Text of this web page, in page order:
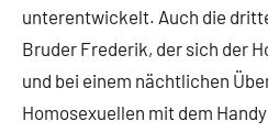
unterentwickelt. Auch die
Bruder Frederik, der sich der
und bei einem nächtlichen
Homosexuellen mit dem